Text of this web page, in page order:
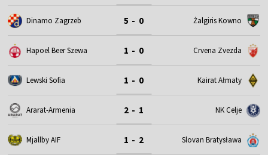
Dinamo Zagrzeb 5 - 0 Żalgiris Kowno
Hapoel Beer Szewa 1 - 0 Crvena Zvezda
Lewski Sofia 1 - 0 Kairat Ałmaty
Ararat-Armenia 2 - 1 NK Celje
Mjallby AIF 1 - 2 Slovan Bratysława